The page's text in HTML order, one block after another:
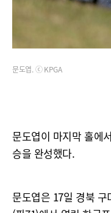
문도엽. ⓒ KPGA
문도엽이 마지막 홀에
승을 완성했다.
문도엽은 17일 경북